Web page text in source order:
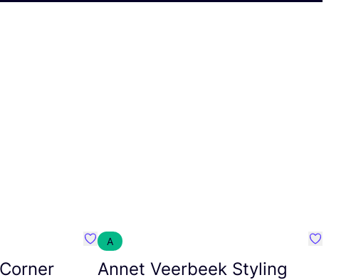
Favorit SEC Surf Every Corner
A
Annet Veerbeek Styling
Favorit